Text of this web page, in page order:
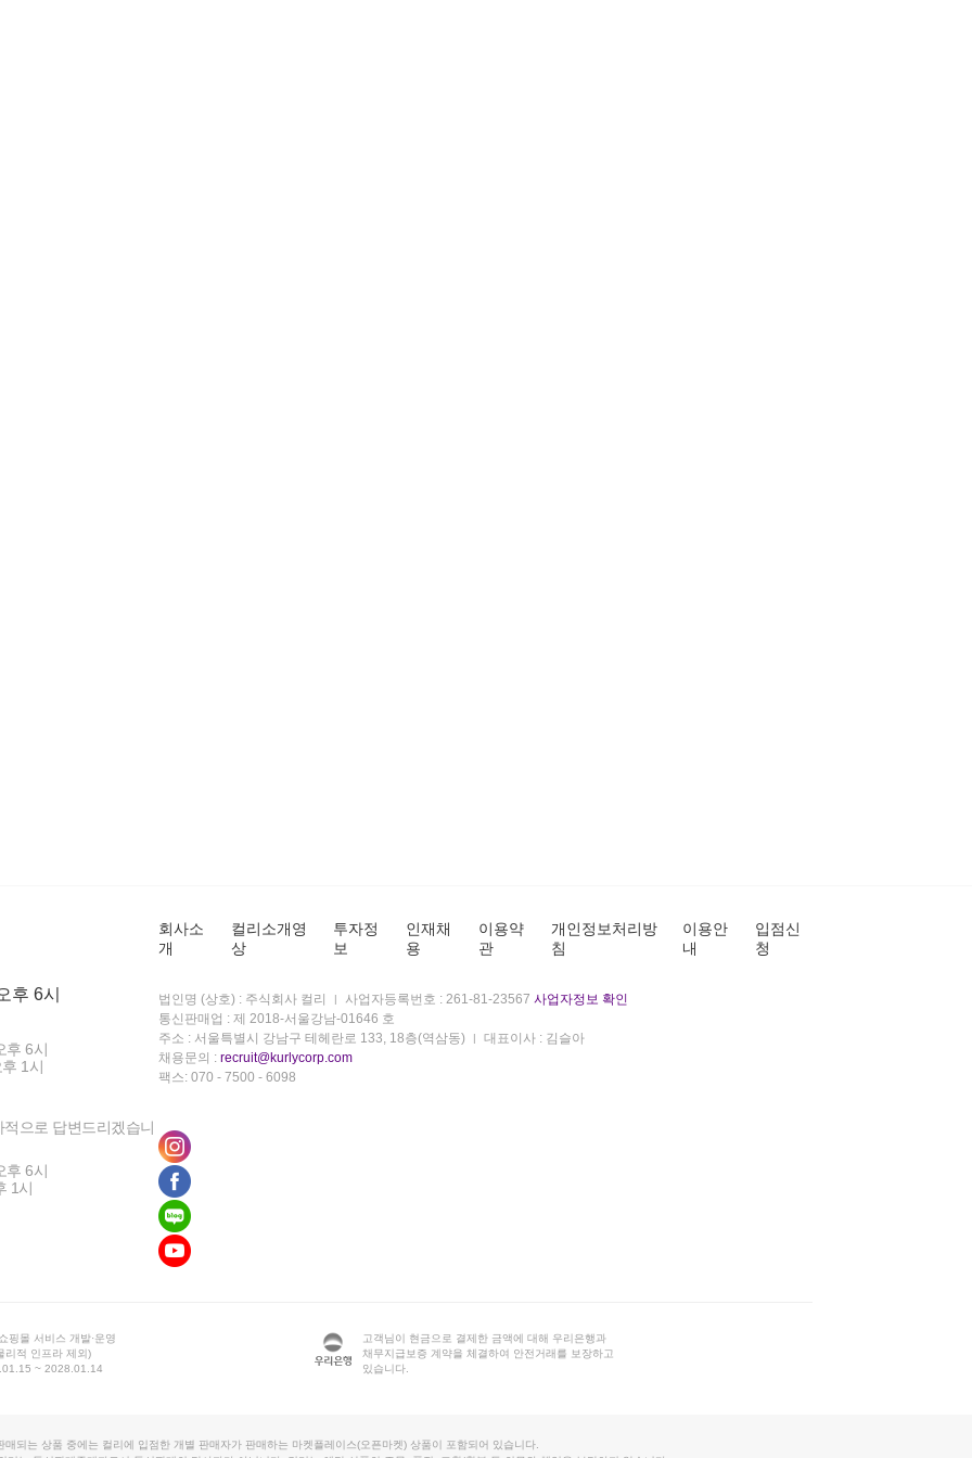
후 6시
후 6시
1시
으로 답변드리겠습니
후 6시
1시
회사소
개
컬리소개영
상
투자정
보
인재채
용
이용약
관
개인정보처리방
침
이용안
내
입점신
청
법인명 (상호) : 주식회사 컬리 사업자등록번호 : 261-81-23567 사업자정보 확인
통신판매업 : 제 2018-서울강남-01646 호
주소 : 서울특별시 강남구 테헤란로 133, 18층(역삼동)
대표이사 : 김슬아
채용문의 : recruit@kurlycorp.com
팩스: 070 - 7500 - 6098
핑몰 서비스 개발·운영
리적 인프라 제외)
~ 2028.01.14
고객님이 현금으로 결제한 금액에 대해 우리은행과
채무지급보증 계약을 체결하여 안전거래를 보장하고
있습니다.
매되는 상품 중에는 컬리에 입점한 개별 판매자가 판매하는 마켓플레이스(오픈마켓) 상품이 포함되어 있습니다.